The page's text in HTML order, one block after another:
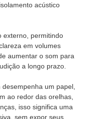
acústico
externo, permitindo
em volumes
aumentar o som para
a longo prazo.
um papel,
ao redor das orelhas,
isso significa uma
sem expor seus